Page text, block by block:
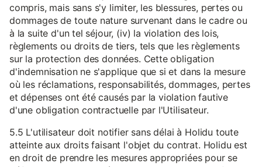
compris, mais sans s'y limiter, les blessures, pertes ou
dommages de toute nature survenant dans le cadre ou
à la suite d'un tel séjour, (iv) la violation des lois,
règlements ou droits de tiers, tels que les règlements
sur la protection des données. Cette obligation
d'indemnisation ne s'applique que si et dans la mesure
où les réclamations, responsabilités, dommages, pertes
et dépenses ont été causés par la violation fautive
d'une obligation contractuelle par l'Utilisateur.
5.5 L'utilisateur doit notifier sans délai à Holidu toute
atteinte aux droits faisant l'objet du contrat. Holidu est
en droit de prendre les mesures appropriées pour se